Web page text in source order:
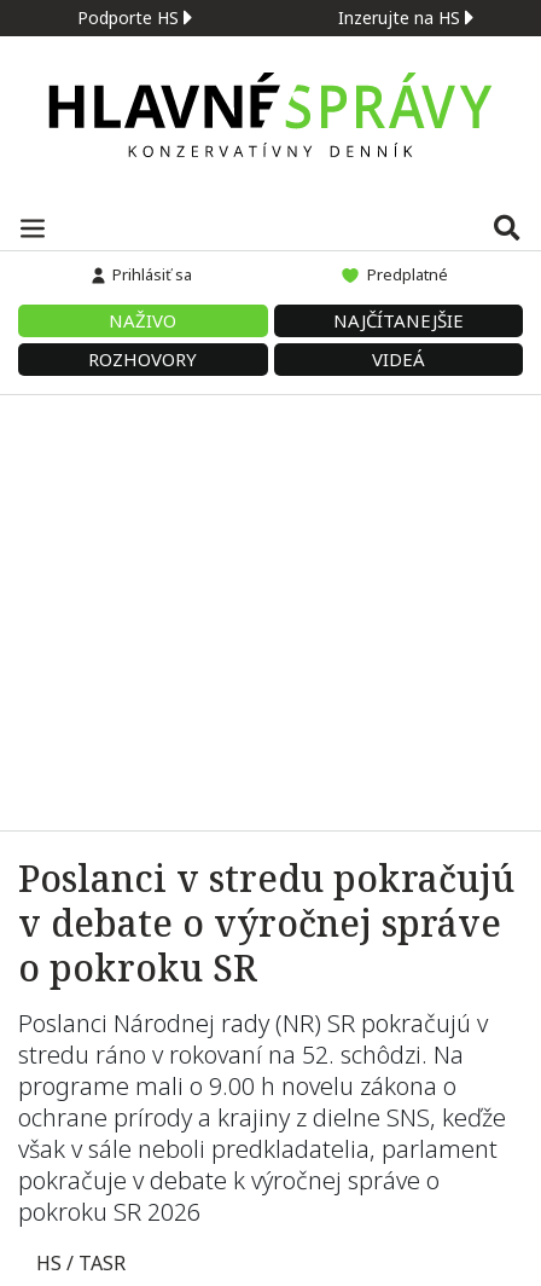
Podporte HS Inzerujte na HS
Prihlásiť sa Predplatné
NAŽIVO
NAJČÍTANEJŠIE
ROZHOVORY
VIDEÁ
Poslanci v stredu pokračujú
v debate o výročnej správe
o pokroku SR
Poslanci Národnej rady (NR) SR pokračujú v
stredu ráno v rokovaní na 52. schôdzi. Na
programe mali o 9.00 h novelu zákona o
ochrane prírody a krajiny z dielne SNS, keďže
však v sále neboli predkladatelia, parlament
pokračuje v debate k výročnej správe o
pokroku SR 2026
HS / TASR